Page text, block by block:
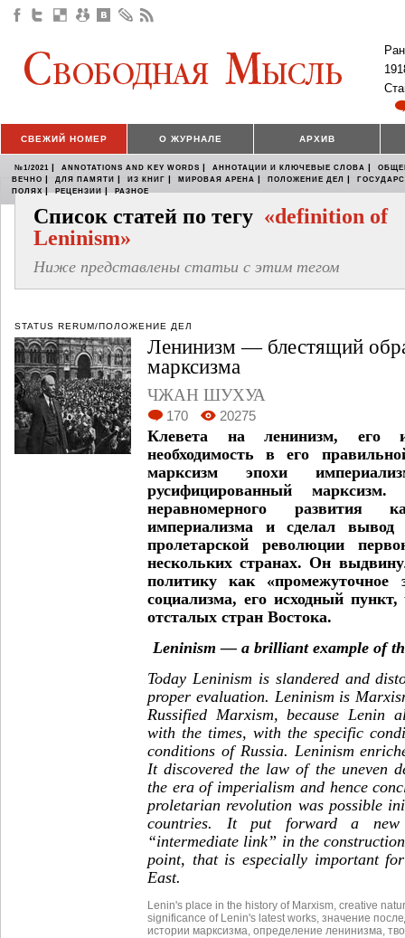
СВЕЖИЙ НОМЕР О ЖУРНАЛЕ АРХИВ
№1/2021 | ANNOTATIONS AND KEY WORDS | АННОТАЦИИ И КЛЮЧЕВЫЕ СЛОВА |
ВЕЧНО | ДЛЯ ПАМЯТИ | ИЗ КНИГ | МИРОВАЯ АРЕНА | ПОЛОЖЕНИЕ ДЕЛ |
ПОЛЯХ | РЕЦЕНЗИИ | РАЗНОЕ
Список статей по тегу «definition of
Leninism»
Ниже представлены статьи с этим тегом
STATUS RERUM/ПОЛОЖЕНИЕ ДЕЛ
Ленинизм — блестящий
марксизма
ЧЖАН ШУХУА
170 20275
Клевета на ленинизм, его
необходимость в его
марксизм эпохи
русифицированный
неравномерного развития
империализма и сделал вывод
пролетарской революции
нескольких странах. Он
политику как «промежуточное
социализма, его исходный
отсталых стран Востока.
Leninism — a brilliant example of
Today Leninism is slandered and
proper evaluation. Leninism is
Russified Marxism, because Lenin
with the times, with the specific
conditions of Russia. Leninism
It discovered the law of the uneven
the era of imperialism and hence
proletarian revolution was possible
countries. It put forward a
“intermediate link” in the
point, that is especially important
East.
Lenin's place in the history of Marxism creative
significance of Lenin's latest works значение
истории марксизма определение ленинизма